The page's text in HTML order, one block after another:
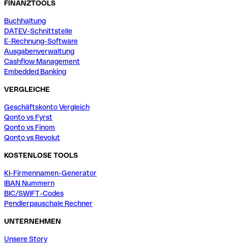
FINANZTOOLS
Buchhaltung
DATEV-Schnittstelle
E-Rechnung-Software
Ausgabenverwaltung
Cashflow Management
Embedded Banking
VERGLEICHE
Geschäftskonto Vergleich
Qonto vs Fyrst
Qonto vs Finom
Qonto vs Revolut
KOSTENLOSE TOOLS
KI-Firmennamen-Generator
IBAN Nummern
BIC/SWIFT-Codes
Pendlerpauschale Rechner
UNTERNEHMEN
Unsere Story